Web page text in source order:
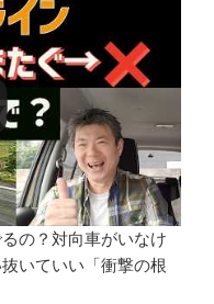
の？対向車がいなけ
いていい「衝撃の根